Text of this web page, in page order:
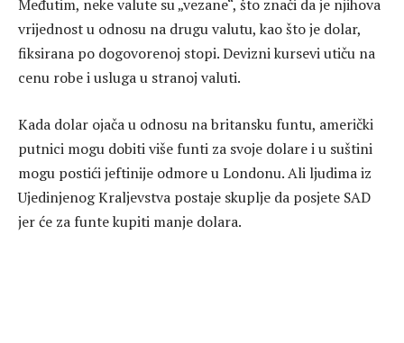
Međutim, neke valute su „vezane“, što znači da je njihova
vrijednost u odnosu na drugu valutu, kao što je dolar,
fiksirana po dogovorenoj stopi. Devizni kursevi utiču na
cenu robe i usluga u stranoj valuti.
Kada dolar ojača u odnosu na britansku funtu, američki
putnici mogu dobiti više funti za svoje dolare i u suštini
mogu postići jeftinije odmore u Londonu. Ali ljudima iz
Ujedinjenog Kraljevstva postaje skuplje da posjete SAD
jer će za funte kupiti manje dolara.